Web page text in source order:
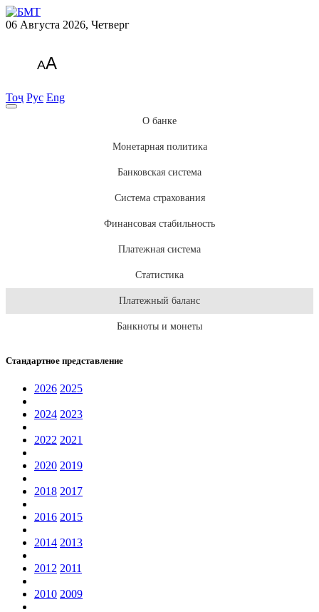
06 Августа 2026, Четверг
AA
Тоҷ Рус Eng
О банке
Монетарная политика
Банковская система
Система страхования
Финансовая стабильность
Платежная система
Статистика
Платежный баланс
Банкноты и монеты
Стандартное представление
2026 2025
2024 2023
2022 2021
2020 2019
2018 2017
2016 2015
2014 2013
2012 2011
2010 2009